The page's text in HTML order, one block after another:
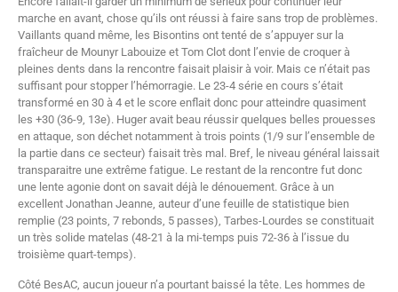
marche en avant, chose qu’ils ont réussi à faire sans trop de problèmes.
Vaillants quand même, les Bisontins ont tenté de s’appuyer sur la
fraîcheur de Mounyr Labouize et Tom Clot dont l’envie de croquer à
pleines dents dans la rencontre faisait plaisir à voir. Mais ce n’était pas
suffisant pour stopper l’hémorragie. Le 23-4 série en cours s’était
transformé en 30 à 4 et le score enflait donc pour atteindre quasiment
les +30 (36-9, 13e). Huger avait beau réussir quelques belles prouesses
en attaque, son déchet notamment à trois points (1/9 sur l’ensemble de
la partie dans ce secteur) faisait très mal. Bref, le niveau général laissait
transparaitre une extrême fatigue. Le restant de la rencontre fut donc
une lente agonie dont on savait déjà le dénouement. Grâce à un
excellent Jonathan Jeanne, auteur d’une feuille de statistique bien
remplie (23 points, 7 rebonds, 5 passes), Tarbes-Lourdes se constituait
un très solide matelas (48-21 à la mi-temps puis 72-36 à l’issue du
troisième quart-temps).
Côté BesAC, aucun joueur n’a pourtant baissé la tête. Les hommes de